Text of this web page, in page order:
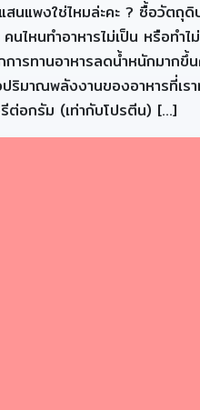
นแพงใช่ไหมล่ะคะ ? ซื้อวัต
นไหนทำอาหารไม่เป็น หรือ
กการทานอาหารลดน้ำหนักม
มาณพลังงานของอาหารที่เ
ต่อกรัม (เท่ากับโปรตีน) […]